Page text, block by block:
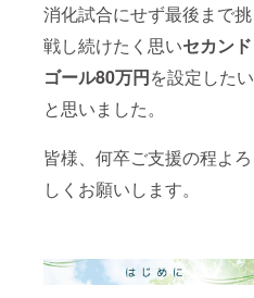
消化試合にせず最後まで挑
戦し続けたく思いセカンド
ゴール80万円を設定したい
と思いました。
皆様、何卒ご支援の程よろ
しくお願いします。